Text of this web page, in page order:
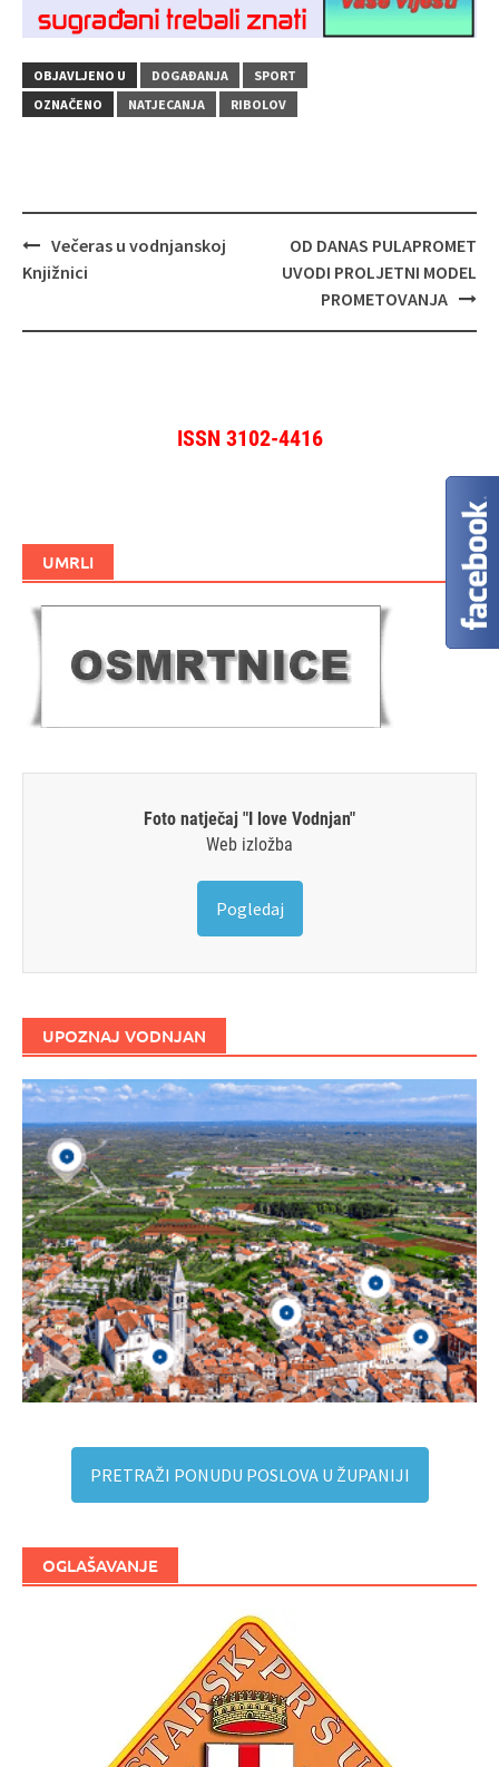
OBJAVLJENO U DOGAĐANJA
SPORT
OZNAČENO
NATJECANJA RIBOLOV
Navigacija
objava
Večeras u vodnjanskoj
Knjižnici
OD DANAS PULAPROMET
UVODI PROLJETNI MODEL
PROMETOVANJA
ISSN 3102-4416
UMRLI
Foto natječaj "I love Vodnjan"
Web izložba
Pogledaj
UPOZNAJ VODNJAN
PRETRAŽI PONUDU POSLOVA U ŽUPANIJI
OGLAŠAVANJE